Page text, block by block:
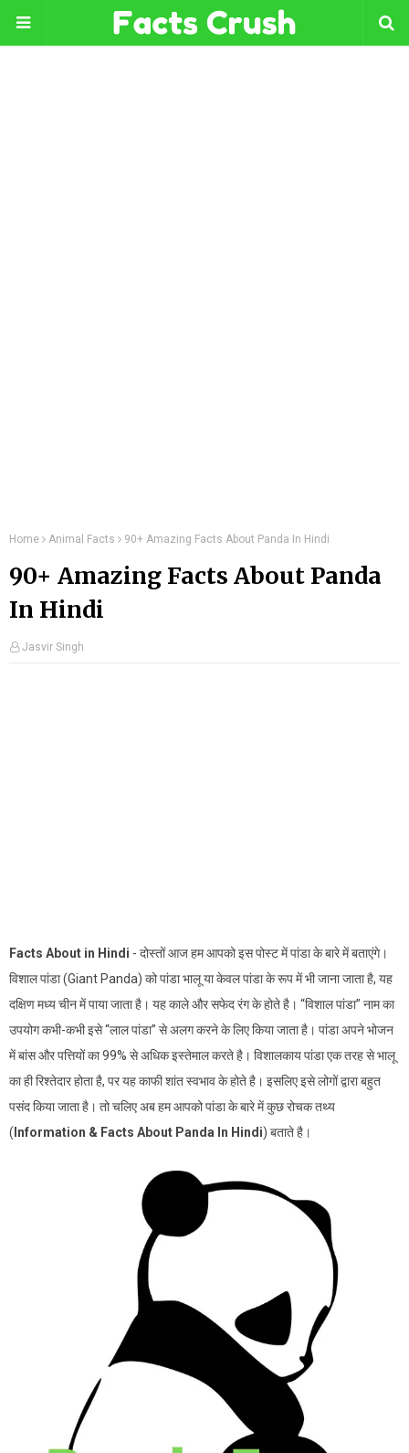
Home Animal Facts 90+ Amazing Facts About Panda In Hindi
90+ Amazing Facts About Panda
In Hindi
Jasvir Singh
Facts About in Hindi - दोस्तों आज हम आपको इस पोस्ट में पांडा के बारे में बताएंगे।
विशाल पांडा (Giant Panda) को पांडा भालू या केवल पांडा के रूप में भी जाना जाता है, यह
दक्षिण मध्य चीन में पाया जाता है। यह काले और सफेद रंग के होते है। “विशाल पांडा” नाम का
उपयोग कभी-कभी इसे “लाल पांडा” से अलग करने के लिए किया जाता है। पांडा अपने भोजन
में बांस और पत्तियों का 99% से अधिक इस्तेमाल करते है। विशालकाय पांडा एक तरह से भालू
का ही रिश्तेदार होता है, पर यह काफी शांत स्वभाव के होते है। इसलिए इसे लोगों द्वारा बहुत
पसंद किया जाता है। तो चलिए अब हम आपको पांडा के बारे में कुछ रोचक तथ्य
( Information & Facts About Panda In Hindi) बताते है।